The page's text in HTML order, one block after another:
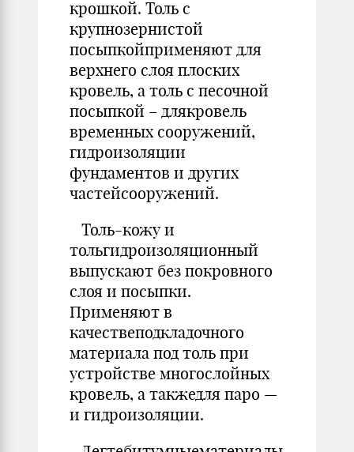
крошкой. Толь с
крупнозернистой
посыпкойприменяют для
верхнего слоя плоских
кровель, а толь с песочной
посыпкой – длякровель
временных сооружений,
гидроизоляции
фундаментов и других
частейсооружений.
Толь-кожу и
тольгидроизоляционный
выпускают без покровного
слоя и посыпки.
Применяют в
качествеподкладочного
материала под толь при
устройстве многослойных
кровель, а такжедля паро —
и гидроизоляции.